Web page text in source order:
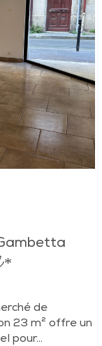
de
23 m² offre un
pour...